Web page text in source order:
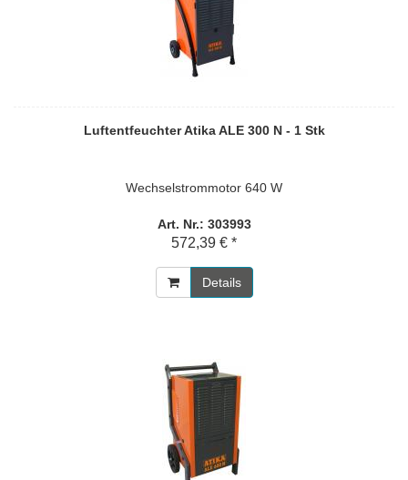
Luftentfeuchter Atika ALE 300 N - 1 Stk
Wechselstrommotor 640 W
Art. Nr.: 303993
572,39 € *
Details